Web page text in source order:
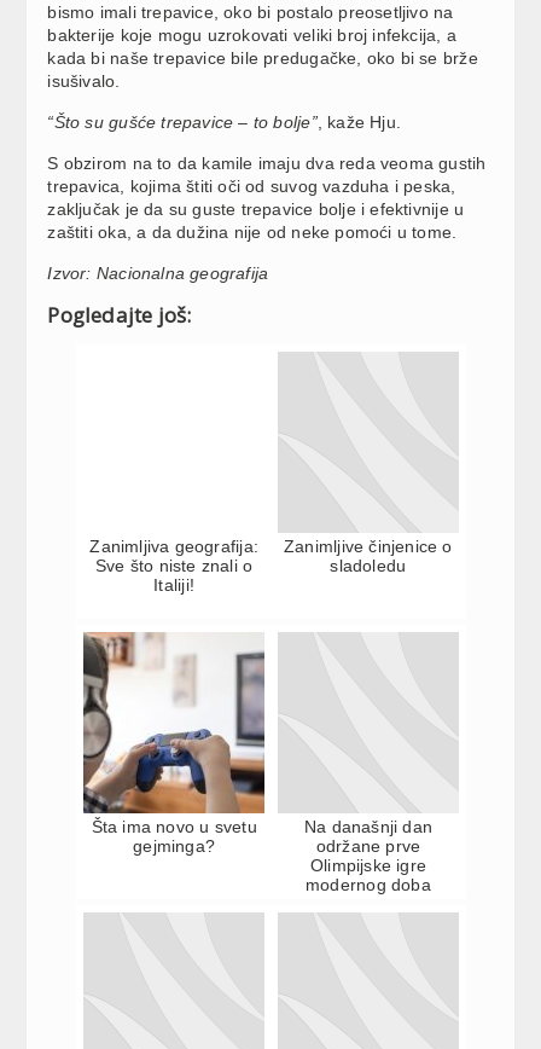
bismo imali trepavice, oko bi postalo preosetljivo na
bakterije koje mogu uzrokovati veliki broj infekcija, a
kada bi naše trepavice bile predugačke, oko bi se brže
isušivalo.
“Što su gušće trepavice – to bolje”, kaže Hju.
S obzirom na to da kamile imaju dva reda veoma gustih
trepavica, kojima štiti oči od suvog vazduha i peska,
zaključak je da su guste trepavice bolje i efektivnije u
zaštiti oka, a da dužina nije od neke pomoći u tome.
Izvor: Nacionalna geografija
Pogledajte još:
Zanimljiva geografija:
Sve što niste znali o
Italiji!
Zanimljive činjenice o
sladoledu
Šta ima novo u svetu
gejminga?
Na današnji dan
održane prve
Olimpijske igre
modernog doba